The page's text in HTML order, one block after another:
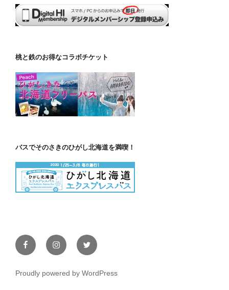
桃と鉄のお得なコラボチケット
バスでそのさきのひがし北海道を満喫！
FacebookInstagramTwitter
Proudly powered by WordPress